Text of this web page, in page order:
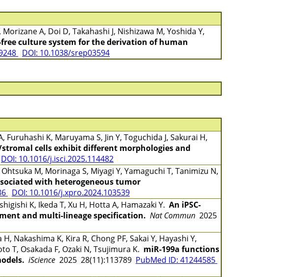
A, Doi D, Takahashi J, Nishizawa M, Yoshida Y,
culture system for the derivation of human
DOI: 10.1038/srep03594
K, Maruyama S, Jin Y, Toguchida J, Sakurai H,
stromal cells exhibit different morphologies and
DOI: 10.1016/j.isci.2025.114482
M, Morinaga S, Miyagi Y, Yamaguchi T, Tanimizu N,
with heterogeneous tumor
DOI: 10.1016/j.xpro.2024.103539
K, Ikeda T, Xu H, Hotta A, Hamazaki Y. An iPSC-
and multi-lineage specification. Nat Commun 2025
Nakashima K, Kira R, Chong PF, Sakai Y, Hayashi Y,
T, Osakada F, Ozaki N, Tsujimura K. miR-199a functions
iScience 2025 28(11):113789 PubMed ID: 41244585